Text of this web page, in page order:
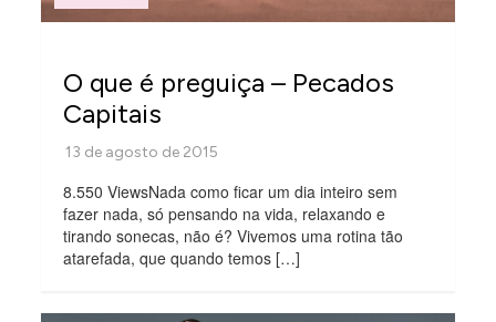
O que é preguiça – Pecados
Capitais
8.550 ViewsNada como ficar um dia inteiro sem
fazer nada, só pensando na vida, relaxando e
tirando sonecas, não é? Vivemos uma rotina tão
atarefada, que quando temos […]